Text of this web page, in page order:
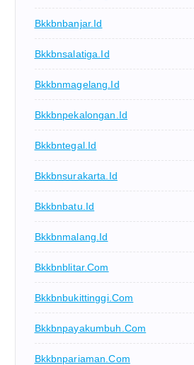
Bkkbnbanjar.id
Bkkbnsalatiga.id
Bkkbnmagelang.id
Bkkbnpekalongan.id
Bkkbntegal.id
Bkkbnsurakarta.id
Bkkbnbatu.id
Bkkbnmalang.id
Bkkbnblitar.com
Bkkbnbukittinggi.com
Bkkbnpayakumbuh.com
Bkkbnpariaman.com